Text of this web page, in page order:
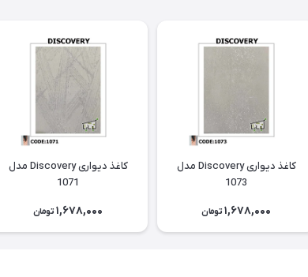
کاغذ دیواری Discovery مدل
1073
1,678,000 تومان
کاغذ دیواری Discovery مدل
1071
1,678,000 تومان